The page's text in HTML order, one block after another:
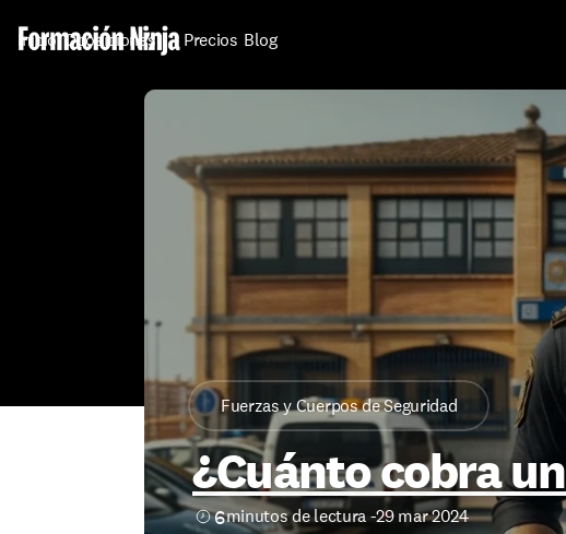
Inicio Oposiciones Precios Blog
Fuerzas y Cuerpos de Seguridad
¿Cuánto cobra
6minutos de lectura -29 mar 2024